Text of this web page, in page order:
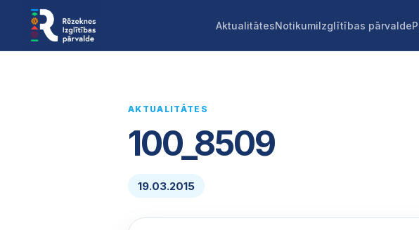
AktualitātesNotikumiIzglītības pārvalde
AKTUALITĀTES
100_8509
19.03.2015